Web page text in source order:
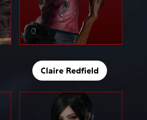
Claire Redfield